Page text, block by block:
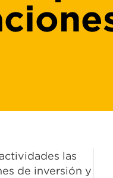
las
de inversión y